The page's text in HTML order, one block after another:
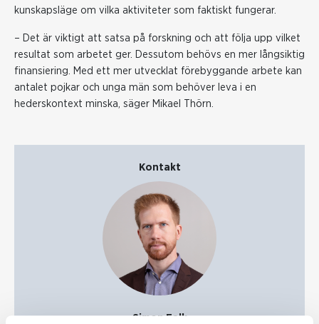
kunskapsläge om vilka aktiviteter som faktiskt fungerar.
– Det är viktigt att satsa på forskning och att följa upp vilket
resultat som arbetet ger. Dessutom behövs en mer långsiktig
finansiering. Med ett mer utvecklat förebyggande arbete kan
antalet pojkar och unga män som behöver leva i en
hederskontext minska, säger Mikael Thörn.
Kontakt
Simon Falk